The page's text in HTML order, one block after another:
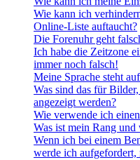
Wie kann ich
Online-Liste auftaucht?
Die Forenuhr geht
Ich habe die Zeitzone
immer noch falsch!
Meine Sprache steht
Was sind das für
angezeigt werden?
Wie verwende ich
Was ist mein Rang
Wenn ich bei einem
werde ich aufgefordert,